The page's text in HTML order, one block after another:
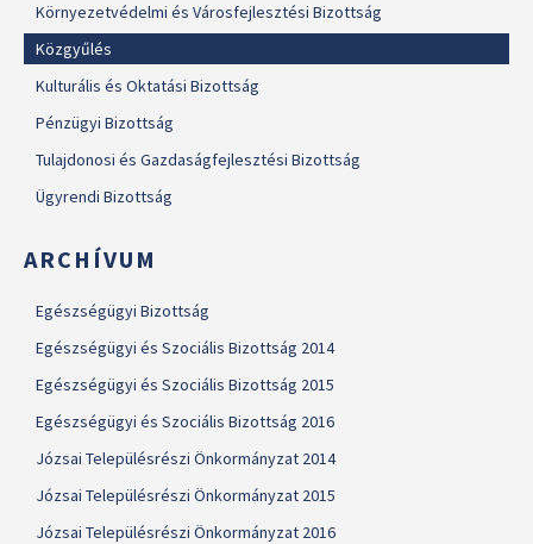
Környezetvédelmi és Városfejlesztési Bizottság
Közgyűlés
Kulturális és Oktatási Bizottság
Pénzügyi Bizottság
Tulajdonosi és Gazdaságfejlesztési Bizottság
Ügyrendi Bizottság
ARCHÍVUM
Egészségügyi Bizottság
Egészségügyi és Szociális Bizottság 2014
Egészségügyi és Szociális Bizottság 2015
Egészségügyi és Szociális Bizottság 2016
Józsai Településrészi Önkormányzat 2014
Józsai Településrészi Önkormányzat 2015
Józsai Településrészi Önkormányzat 2016